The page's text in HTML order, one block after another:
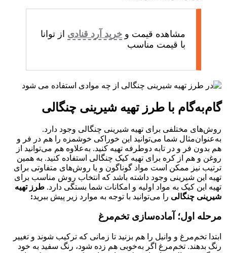
مشاهده قیمت و خرید آرد قنادی از توانا
با قیمت مناسب
گام‌به‌گام با طرز تهیه شیرینی چنگالی
روش‌های مختلفی برای تهیه شیرینی چنگالی وجود دارد.
به‌عنوان‌مثال شما می‌توانید این خوراکی خوشمزه را هم در فر و
هم بدون فر و در تابه دوطرفه تهیه کنید. به‌علاوه هم می‌توانید از
روغن و هم از کره برای تهیه کیک چنگالی استفاده کنید. به همین
ترتیب نیز ممکن است مواد گوناگون و یا روش‌های متفاوتی برای
تهیه این شیرینی وجود داشته باشد که انتخاب روش مناسب برای
تهیه این کیک به مواد اولیه و امکانات شما بستگی دارد. طرز تهیه
شیرینی چنگالی را می‌توانید با توجه به موارد زیر پیش ببرید:
مرحله اول؛ آماده‌سازی تخم‌مرغ
ابتدا تخم‌مرغ و وانیل را هم بزنید تا زمانی که ترکیب شوند و تغییر
رنگ بدهند. تخم‌مرغ اگر به‌خوبی هم زده شود، رنگ سفید به خود